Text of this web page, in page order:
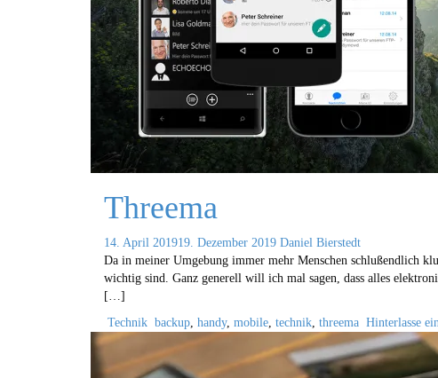
Threema
14. April 201919. Dezember 2019 Daniel Bierstedt
Da in meiner Umgebung immer mehr Menschen schlußendlich
wichtig sind. Ganz generell will ich mal sagen, dass alles
[…]
Technik backup, handy, mobile, technik, threema Hinterlasse